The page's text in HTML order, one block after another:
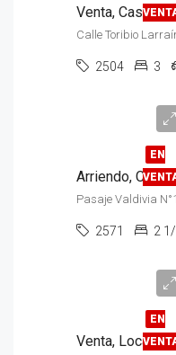
Venta, Casa, 2
2504 3
EN
Arriendo,
2571 2
EN